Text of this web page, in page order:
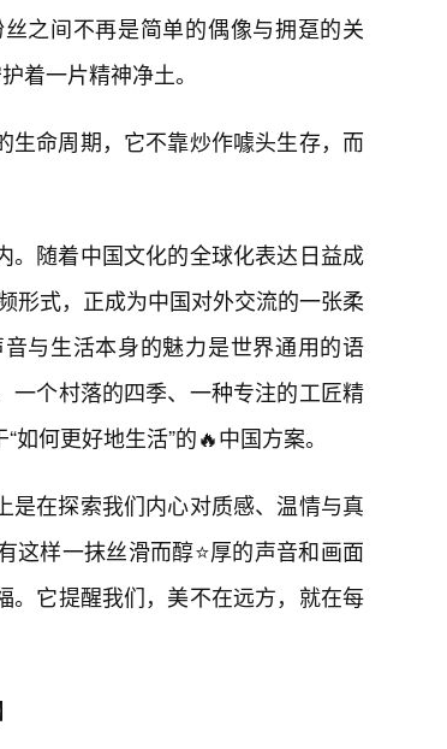
之间不再是简单的偶像与拥趸的关
着一片精神净土。
生命周期，它不靠炒作噱头生存，而
。随着中国文化的全球化表达日益成
形式，正成为中国对外交流的一张柔
与生活本身的魅力是世界通用的语
一个村落的四季、一种专注的工匠精
何更好地生活”的🔥中国方案。
是在探索我们内心对质感、温情与真
这样一抹丝滑而醇⭐厚的声音和画面
。它提醒我们，美不在远方，就在每